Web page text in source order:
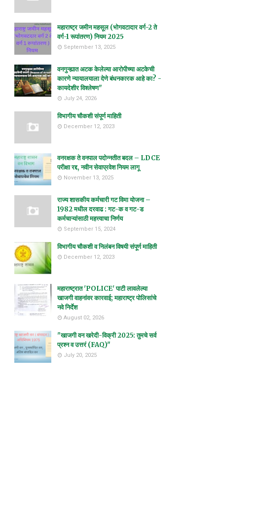
महाराष्ट्र जमीन महसूल (भोगवटादार वर्ग-2 ते
वर्ग-1 रूपांतरण) नियम 2025
September 13, 2025
वनगुन्ह्यात अटक केलेल्या आरोपीच्या अटकेची
कारणे न्यायालयाला देणे बंधनकारक आहे का? -
कायदेशीर विश्लेषण"
July 24, 2026
विभागीय चौकशी संपूर्ण माहिती
December 12, 2023
वनरक्षक ते वनपाल पदोन्नतीत बदल – LDCE
परीक्षा रद्द, नवीन सेवाप्रवेश नियम लागू
November 13, 2025
राज्य शासकीय कर्मचारी गट विमा योजना –
1982 मधील दरवाढ : गट-क व गट-ड
कर्मचाऱ्यांसाठी महत्त्वाचा निर्णय
September 15, 2024
विभागीय चौकशी व निलंबन विषयी संपूर्ण माहिती
December 12, 2023
महाराष्ट्रात 'POLICE' पाटी लावलेल्या
खाजगी वाहनांवर कारवाई; महाराष्ट्र पोलिसांचे
नवे निर्देश
August 02, 2026
"खाजगी वन खरेदी-विक्री 2025: तुमचे सर्व
प्रश्न व उत्तरं (FAQ)"
July 20, 2025